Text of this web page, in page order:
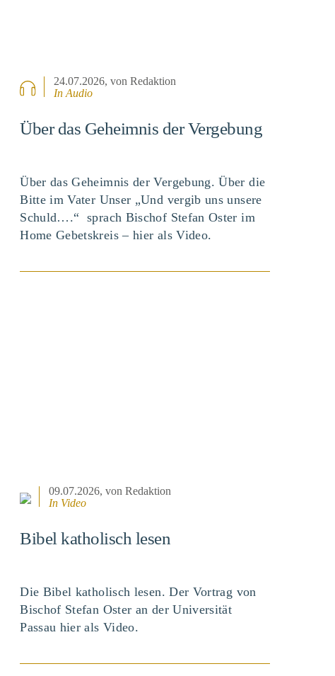
24.07.2026, von Redaktion
In Audio
Über das Geheimnis der Vergebung
Über das Geheimnis der Vergebung. Über die
Bitte im Vater Unser „Und vergib uns unsere
Schuld….“ sprach Bischof Stefan Oster im
Home Gebetskreis – hier als Video.
09.07.2026, von Redaktion
In Video
Bibel katholisch lesen
Die Bibel katholisch lesen. Der Vortrag von
Bischof Stefan Oster an der Universität
Passau hier als Video.